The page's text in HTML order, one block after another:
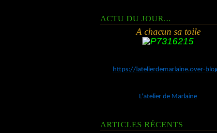
ACTU DU JOUR...
A chacun sa toile
https://latelierdemarlaine.over-
L'atelier de Marlaine
ARTICLES RÉCENTS